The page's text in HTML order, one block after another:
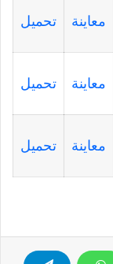
معاينة تحميل
معاينة تحميل
معاينة تحميل